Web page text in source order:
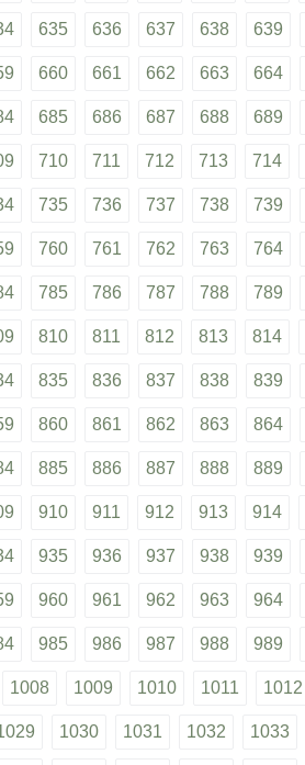
635 636 637 638 639
660 661 662 663 664
685 686 687 688 689
710 711 712 713 714
735 736 737 738 739
760 761 762 763 764
785 786 787 788 789
810 811 812 813 814
835 836 837 838 839
860 861 862 863 864
885 886 887 888 889
910 911 912 913 914
935 936 937 938 939
960 961 962 963 964
985 986 987 988 989
1008 1009 1010 1011 1012
1030 1031 1032 1033